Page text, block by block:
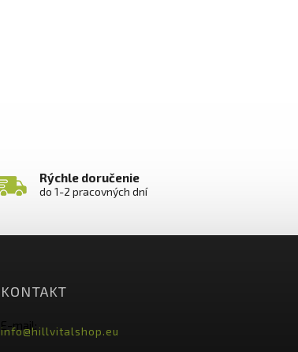
Rýchle doručenie
do 1-2 pracovných dní
KONTAKT
E-mail:
info@hillvitalshop.eu